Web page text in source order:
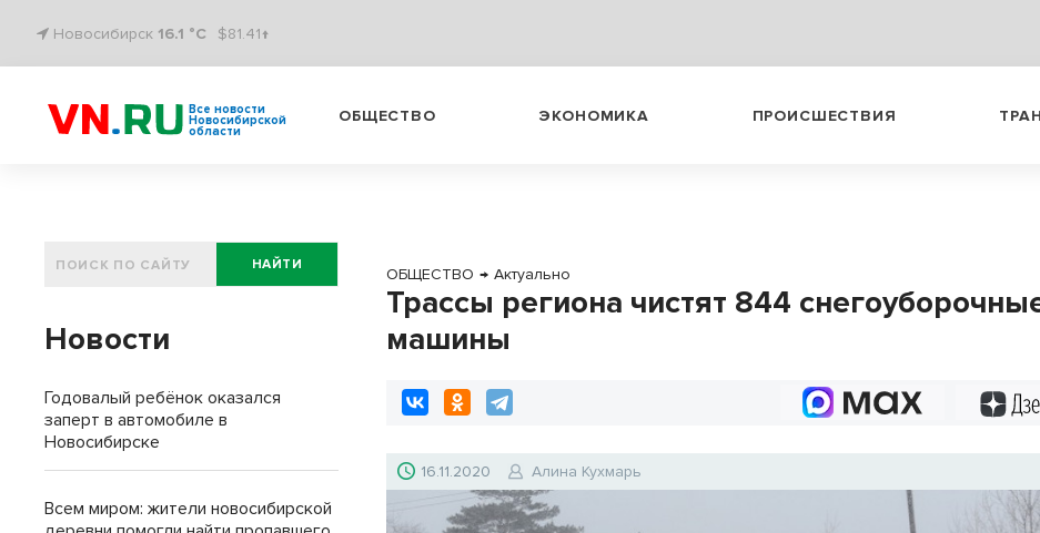
Новосибирск 16.1 °C $81.41↑
Все новости
Новосибирской
области
ОБЩЕСТВО ЭКОНОМИКА ПРОИСШЕСТВИЯ
ОБЩЕСТВО → Актуально
Трассы региона чистят 844
машины
16.11.2020 Алина Кухмарь
НАЙТИ
Новости
Годовалый ребёнок оказался
заперт в автомобиле в
Новосибирске
Всем миром: жители новосибирской